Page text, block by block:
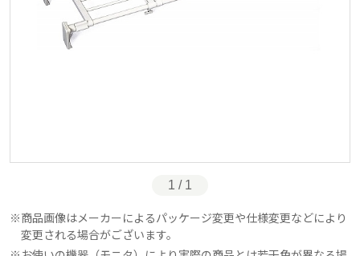
1 / 1
商品画像はメーカーによるパッケージ変更や仕様変更などにより
変更される場合がございます。